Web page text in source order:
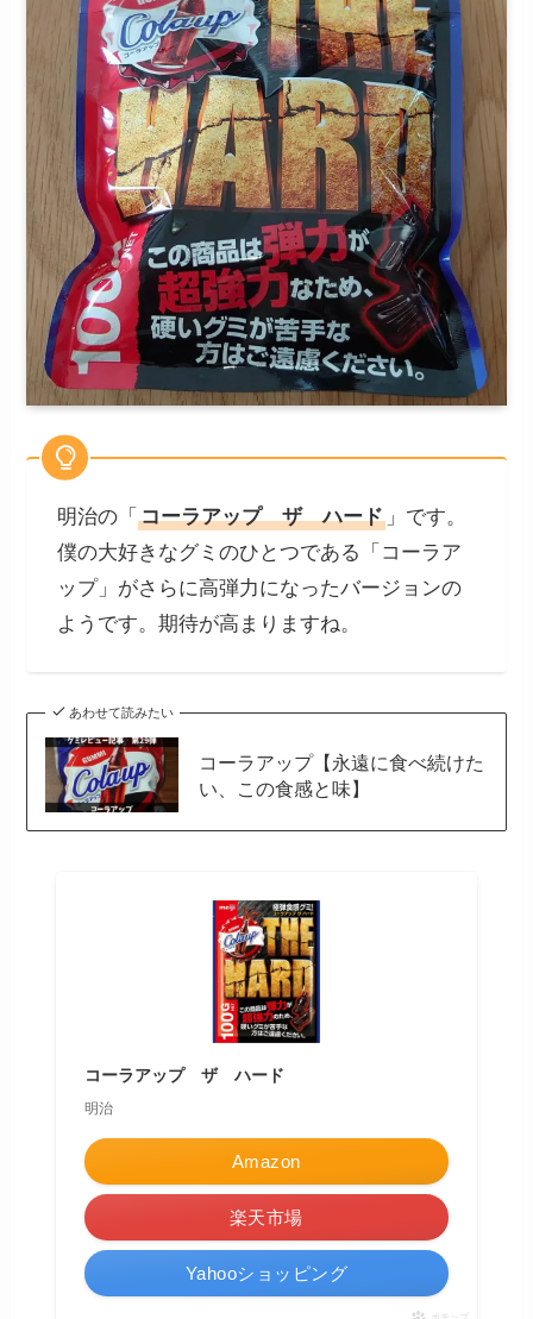
明治の「 コーラアップ ザ ハード」です。
僕の大好きなグミのひとつである「コーラア
ップ」がさらに高弾力になったバージョンの
ようです。期待が高まりますね。
あわせて読みたい
コーラアップ【永遠に食べ続けた
い、この食感と味】
コーラアップ ザ ハード
明治
Amazon
楽天市場
Yahooショッピング